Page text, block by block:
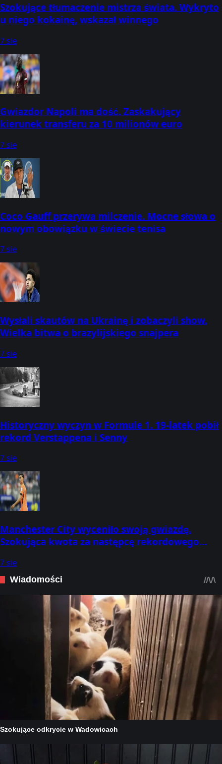
Szokujące tłumaczenie mistrza świata. Wykryto
u niego kokainę, wskazał winnego
7 sie
Gwiazdor Napoli ma dość. Zaskakujący
kierunek transferu za 10 milionów euro
7 sie
Coco Gauff przerywa milczenie. Mocne słowa o
nowym obowiązku w świecie tenisa
7 sie
Wysłali skautów na Ukrainę i zobaczyli show.
Wielka bitwa o brazylijskiego snajpera
7 sie
Historyczny wyczyn w Formule 1. 19-latek pobił
rekord Verstappena i Senny
7 sie
Manchester City wyceniło swoją gwiazdę.
Szokująca kwota za następcę rekordowego
7 sie